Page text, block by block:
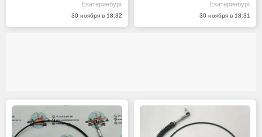
Екатеринбург
30 ноября в 18:32
Екатеринбург
30 ноября в 18:31